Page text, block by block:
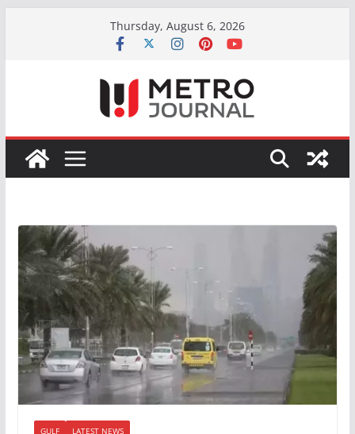
Thursday, August 6, 2026
GULF LATEST NEWS